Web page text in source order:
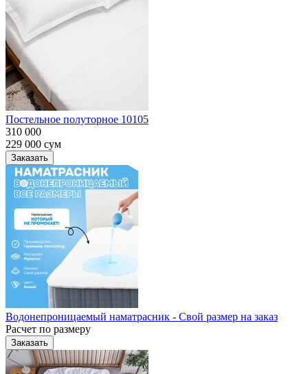
Постельное полуторное 10105
310 000
229 000 сум
Заказать
Водонепроницаемый наматрасник - Свой размер на заказ
Расчет по размеру
Заказать